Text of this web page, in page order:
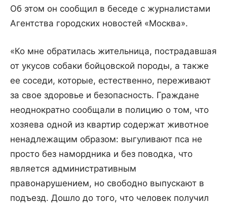
Об этом он сообщил в беседе с журналистами
Агентства городских новостей «Москва».
«Ко мне обратилась жительница, пострадавшая
от укусов собаки бойцовской породы, а также
ее соседи, которые, естественно, переживают
за свое здоровье и безопасность. Граждане
неоднократно сообщали в полицию о том, что
хозяева одной из квартир содержат животное
ненадлежащим образом: выгуливают пса не
просто без намордника и без поводка, что
является административным
правонарушением, но свободно выпускают в
подъезд. Дошло до того, что человек получил